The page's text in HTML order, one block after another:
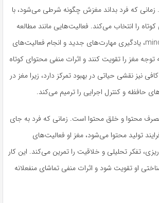
که فرد بداند مغزش چگونه شرطی می‌شود، با
را انتخاب می‌کند. فعالیت‌هایی مانند مطالعه
روزانه، تمرین mindfulness، یادگیری مهارت‌های جدید و انجام فعالیت‌های
مغز را تقویت کنند و اثرات منفی محتوای کوتاه
نیز نقشی حیاتی در بهبود تمرکز دارد، زیرا مغز در
حافظه و کنترل اجرایی را ترمیم می‌کند.
محتوا و خلق محتوا است. زمانی که فرد به جای
تولید محتوا می‌شود، مغز او فعالیت‌های
تفکر تحلیلی و خلاقیت را تمرین می‌کند. این کار
او تقویت شود و اثرات منفی تماشای منفعلانه